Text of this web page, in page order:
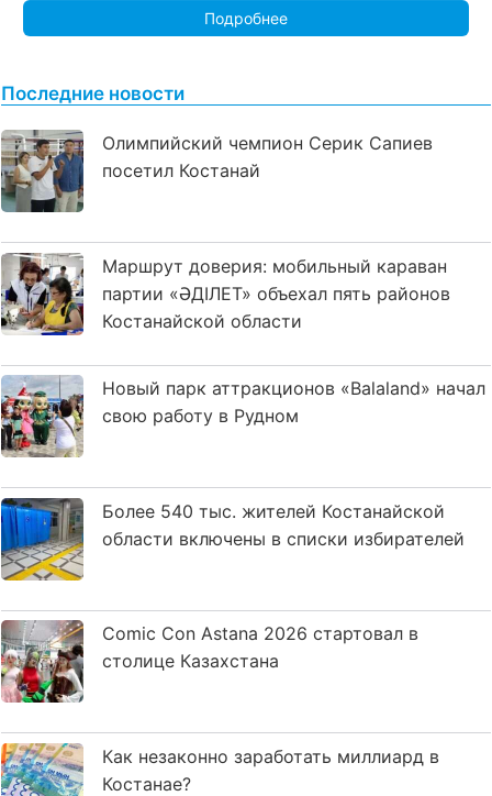
Подробнее
Последние новости
Олимпийский чемпион Серик Сапиев
посетил Костанай
Маршрут доверия: мобильный караван
партии «ӘДІЛЕТ» объехал пять районов
Костанайской области
Новый парк аттракционов «Balaland» начал
свою работу в Рудном
Более 540 тыс. жителей Костанайской
области включены в списки избирателей
Comic Con Astana 2026 стартовал в
столице Казахстана
Как незаконно заработать миллиард в
Костанае?